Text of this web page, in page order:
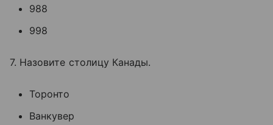
988
998
7. Назовите столицу Канады.
Торонто
Ванкувер